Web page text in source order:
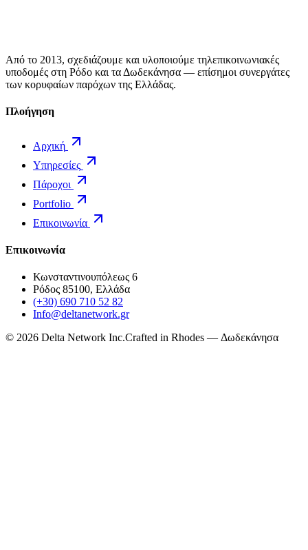
Από το 2013, σχεδιάζουμε και υλοποιούμε τηλεπικοινωνιακές
υποδομές στη Ρόδο και τα Δωδεκάνησα — επίσημοι συνεργάτες
των κορυφαίων παρόχων της Ελλάδας.
Πλοήγηση
Αρχική
Υπηρεσίες
Πάροχοι
Portfolio
Επικοινωνία
Επικοινωνία
Κωνσταντινουπόλεως 6
Ρόδος 85100, Ελλάδα
(+30) 690 710 52 82
Info@deltanetwork.gr
© 2026 Delta Network Inc.Crafted in Rhodes — Δωδεκάνησα